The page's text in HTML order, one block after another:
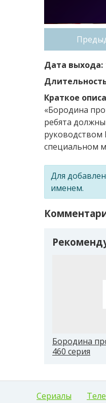
Дата выхода:
Краткое
«Бородина
ребята
руководством
специальном
Для
именем.
Бородина
460 серия
Сериалы